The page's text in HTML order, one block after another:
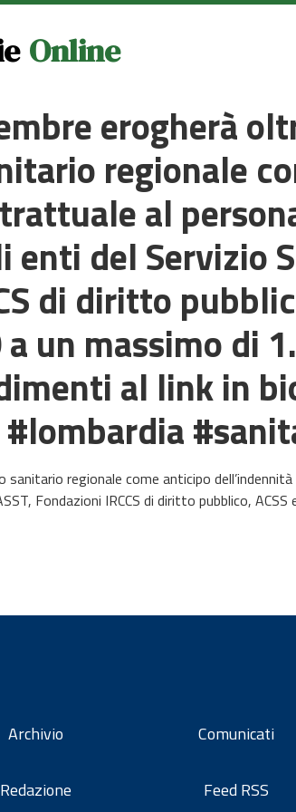
Online
erogherà
regionale
al
del Servizio
di diritto
un massimo di
al link in
regionale come anticipo
Fondazioni IRCCS di diritto pubblico, ACSS
Archivio
Redazione
Comunicati
Feed RSS